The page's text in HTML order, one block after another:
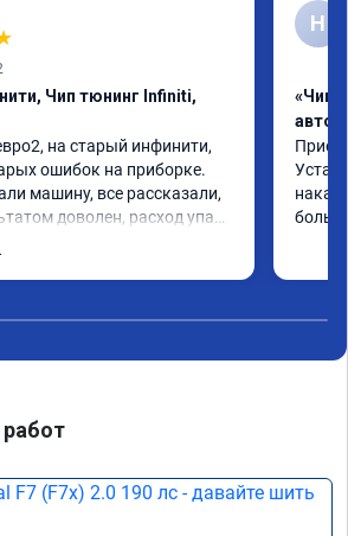
Чип тюнинг Infiniti,
на старый инфинити,
ошибок на приборке.
машину, все рассказали,
доволен, расход упал,
бодрее)
Н
«Чип
накат